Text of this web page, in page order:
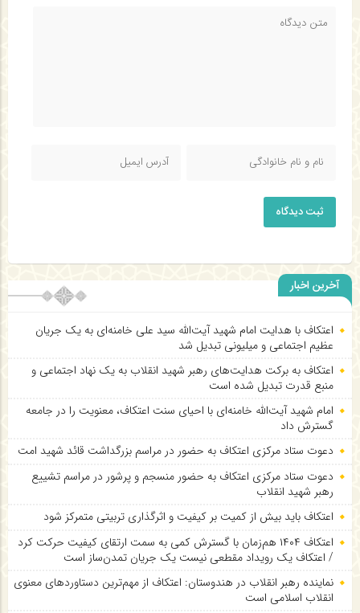
ثبت دیدگاه
آخرین اخبار
اعتکاف با هدایت امام شهید آیت‌الله سید علی خامنه‌ای به یک جریان
عظیم اجتماعی و میلیونی تبدیل شد
اعتکاف به برکت هدایت‌های رهبر شهید انقلاب به یک نهاد اجتماعی و
منبع قدرت تبدیل شده است
امام شهید آیت‌الله خامنه‌ای با احیای سنت اعتکاف، معنویت را در جامعه
گسترش داد
دعوت ستاد مرکزی اعتکاف به حضور در مراسم بزرگداشت قائد شهید امت
دعوت ستاد مرکزی اعتکاف به حضور منسجم و پرشور در مراسم تشییع
رهبر شهید انقلاب
اعتکاف باید بیش از کمیت بر کیفیت و اثرگذاری تربیتی متمرکز شود
اعتکاف ۱۴۰۴ هم‌زمان با گسترش کمی به سمت ارتقای کیفیت حرکت کرد
/ اعتکاف یک رویداد مقطعی نیست یک جریان تمدن‌ساز است
نماینده رهبر انقلاب در هندوستان: اعتکاف از مهم‌ترین دستاوردهای معنوی
انقلاب اسلامی است